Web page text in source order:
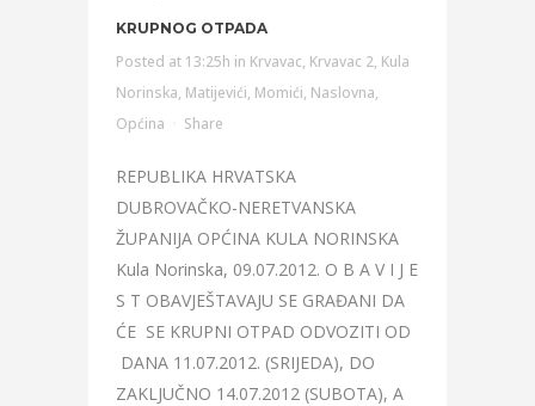
KRUPNOG OTPADA
Posted at 13:25h in Krvavac, Krvavac 2, Kula
Norinska, Matijevići, Momići, Naslovna,
Općina
Share
REPUBLIKA HRVATSKA
DUBROVAČKO-NERETVANSKA
ŽUPANIJA OPĆINA KULA NORINSKA
Kula Norinska, 09.07.2012. O B A V I J E
S T OBAVJEŠTAVAJU SE GRAĐANI DA
ĆE SE KRUPNI OTPAD ODVOZITI OD
DANA 11.07.2012. (SRIJEDA), DO
ZAKLJUČNO 14.07.2012 (SUBOTA), A